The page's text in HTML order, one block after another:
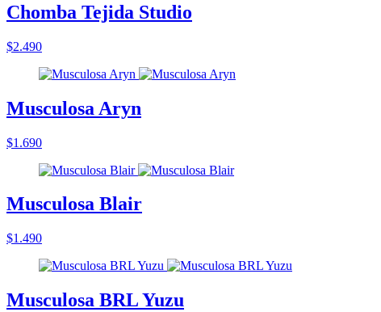
Chomba Tejida Studio
$2.490
Musculosa Aryn
$1.690
Musculosa Blair
$1.490
Musculosa BRL Yuzu